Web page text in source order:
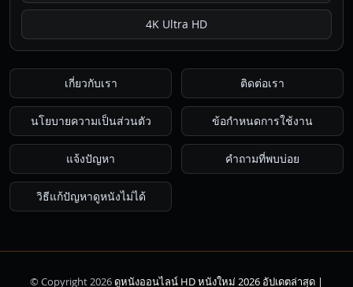
4K Ultra HD
เกี่ยวกับเรา ติดต่อเรา
นโยบายความเป็นส่วนตัว ข้อกำหนดการใช้งาน
แจ้งปัญหา คำถามที่พบบ่อย
วิธีแก้ปัญหาดูหนังไม่ได้
© Copyright 2026ดูหนังออนไลน์ HD หนังใหม่ 2026 อัปเดตล่าสุด |
ค้นหา